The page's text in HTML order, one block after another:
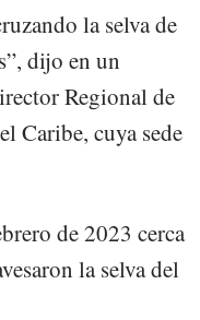
la selva de
dijo en un
Regional de
Caribe, cuya sede
de 2023 cerca
la selva del